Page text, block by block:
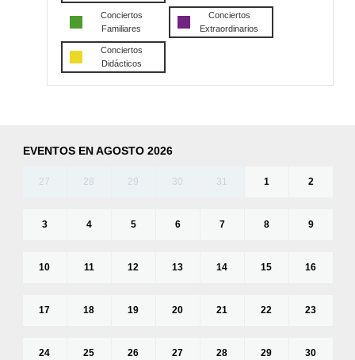
Conciertos
Familiares
Conciertos
Extraordinarios
Conciertos
Didácticos
EVENTOS EN AGOSTO 2026
27 28 29 30 31 1 2
3 4 5 6 7 8 9
10 11 12 13 14 15 16
17 18 19 20 21 22 23
24 25 26 27 28 29 30